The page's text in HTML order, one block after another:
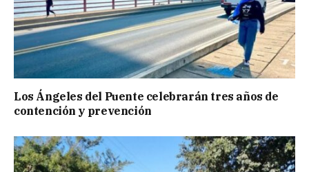
Los Ángeles del Puente celebrarán tres años de
contención y prevención